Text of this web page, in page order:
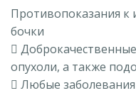
Противопоказания
бочки

опухоли, а также
 Любые